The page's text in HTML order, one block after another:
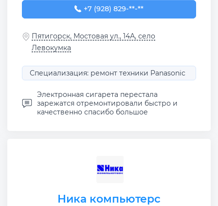
+7 (928) 829-16-93
+7 (928) 829-**-**
Пятигорск, Мостовая ул., 14А, село
Левокумка
Специализация: ремонт техники Panasonic
Электронная сигарета перестала
зарежатся отремонтировали быстро и
качественно спасибо большое
Ника компьютерс